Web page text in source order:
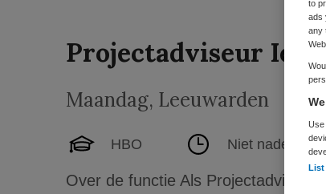
Projectadviseur
Maandag, Leeuwarden
HBO Niet nader
Over de functie Als Projectadviseur
to
ads
any
Use
List